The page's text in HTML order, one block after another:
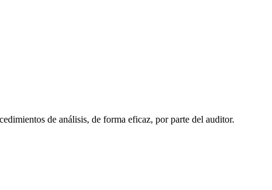
de análisis, de forma eficaz, por parte del auditor.